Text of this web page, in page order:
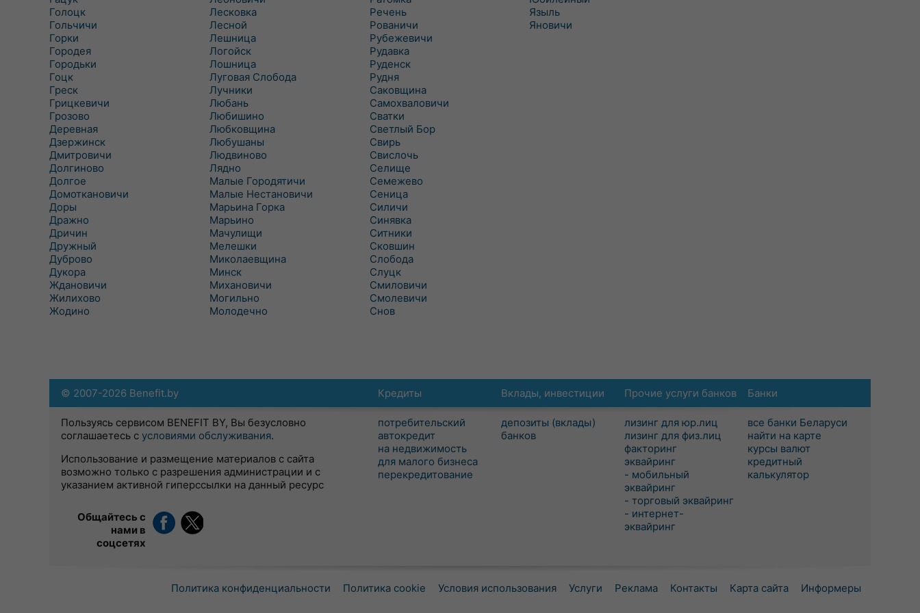
Голоцк
Гольчичи
Горки
Городея
Городьки
Гоцк
Греск
Грицкевичи
Грозово
Деревная
Дзержинск
Дмитровичи
Долгиново
Долгое
Домоткановичи
Доры
Дражно
Дричин
Дружный
Дуброво
Дукора
Ждановичи
Жилихово
Жодино
Лесковка
Лесной
Лешница
Логойск
Лошница
Луговая Слобода
Лучники
Любань
Любишино
Любковщина
Любушаны
Людвиново
Лядно
Малые Городятичи
Малые Нестановичи
Марьина Горка
Марьино
Мачулищи
Мелешки
Миколаевщина
Минск
Михановичи
Могильно
Молодечно
Речень
Рованичи
Рубежевичи
Рудавка
Руденск
Рудня
Саковщина
Самохваловичи
Сватки
Светлый Бор
Свирь
Свислочь
Селище
Семежево
Сеница
Силичи
Синявка
Ситники
Сковшин
Слобода
Слуцк
Смиловичи
Смолевичи
Снов
Языль
Яновичи
Кредиты
потребительский
автокредит
на недвижимость
для малого бизнеса
перекредитование
Вклады, инвестиции
депозиты (вклады)
банков
Прочие услуги банков
лизинг для юр.лиц
лизинг для физ.лиц
факторинг
эквайринг
- мобильный
эквайринг
- торговый эквайринг
- интернет-
эквайринг
Банки
все банки Беларуси
найти на карте
курсы валют
кредитный
калькулятор
© 2007-2026 Benefit.by
Пользуясь сервисом BENEFIT BY, Вы безусловно
соглашаетесь с условиями обслуживания.
Использование и размещение материалов с сайта
возможно только с разрешения администрации и с
указанием активной гиперссылки на данный ресурс
Общайтесь с
нами в
соцсетях
Политика конфиденциальности Политика cookie Условия использования Услуги Реклама Контакты Карта сайта Информеры